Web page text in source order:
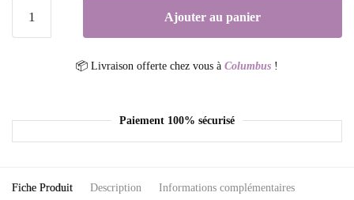
Ajouter au panier
📦 Livraison offerte chez vous à Columbus !
Paiement 100% sécurisé
Fiche Produit Description Informations complémentaires